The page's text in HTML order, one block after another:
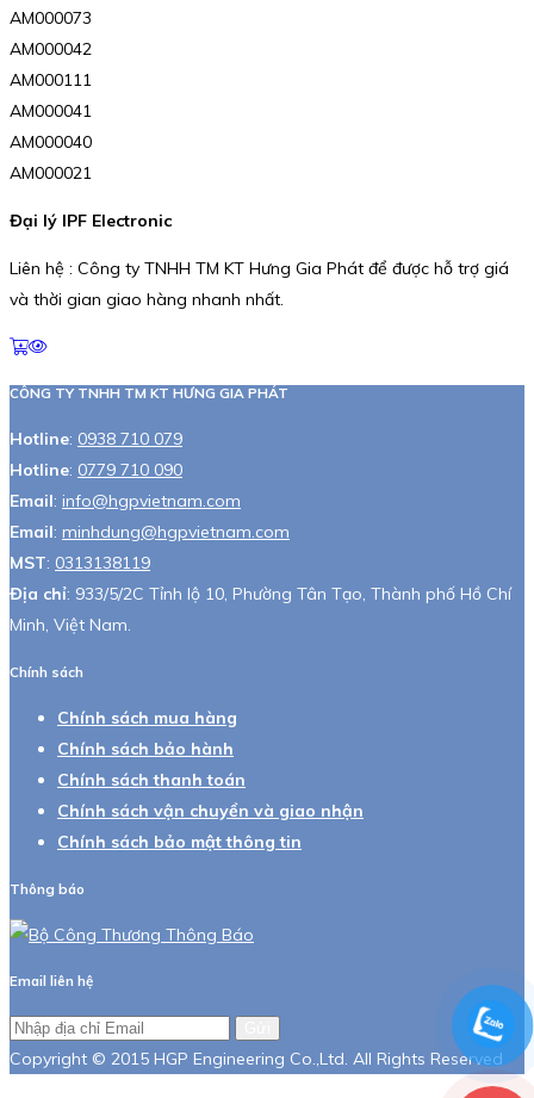
AM000073
AM000042
AM000111
AM000041
AM000040
AM000021
Đại lý IPF Electronic
Liên hệ : Công ty TNHH TM KT Hưng Gia Phát để được hỗ trợ giá
và thời gian giao hàng nhanh nhất.
CÔNG TY TNHH TM KT HƯNG GIA PHÁT
Hotline: 0938 710 079
Hotline: 0779 710 090
Email: info@hgpvietnam.com
Email: minhdung@hgpvietnam.com
MST: 0313138119
Địa chỉ: 933/5/2C Tỉnh lộ 10, Phường Tân Tạo, Thành phố Hồ Chí
Minh, Việt Nam.
Chính sách
Chính sách mua hàng
Chính sách bảo hành
Chính sách thanh toán
Chính sách vận chuyển và giao nhận
Chính sách bảo mật thông tin
Thông báo
Email liên hệ
Copyright © 2015 HGP Engineering Co.,Ltd. All Rights Reserved